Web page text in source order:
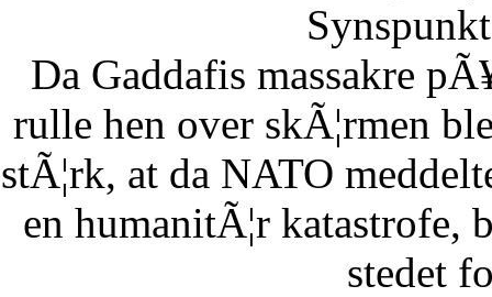
Da Gaddafis massakre
rulle hen over skÃ¦rmen
stÃ¦rk, at da NATO
en humanitÃ¦r katastrofe,
stedet